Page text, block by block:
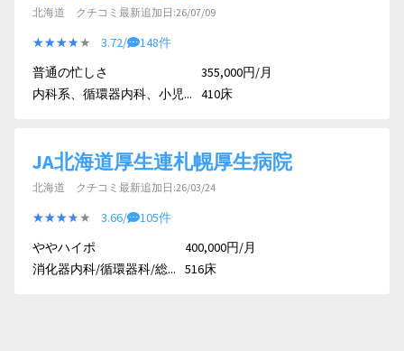
北海道 クチコミ最新追加日:26/07/09
★★★★★
★★★★★ 3.72/
148件
普通の忙しさ
内科系、循環器内科、小児...
355,000円/月
410床
JA北海道厚生連札幌厚生病院
北海道 クチコミ最新追加日:26/03/24
★★★★★
★★★★★ 3.66/
105件
ややハイポ
消化器内科/循環器科/総...
400,000円/月
516床